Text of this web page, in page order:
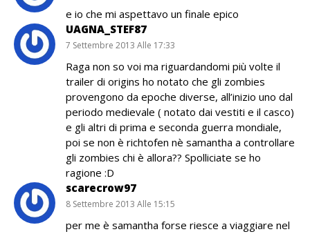
e io che mi aspettavo un finale epico
UAGNA_STEF87
7 Settembre 2013 Alle 17:33
Raga non so voi ma riguardandomi più volte il
trailer di origins ho notato che gli zombies
provengono da epoche diverse, all’inizio uno dal
periodo medievale ( notato dai vestiti e il casco)
e gli altri di prima e seconda guerra mondiale,
poi se non è richtofen nè samantha a controllare
gli zombies chi è allora?? Spolliciate se ho
ragione :D
scarecrow97
8 Settembre 2013 Alle 15:15
per me è samantha forse riesce a viaggiare nel